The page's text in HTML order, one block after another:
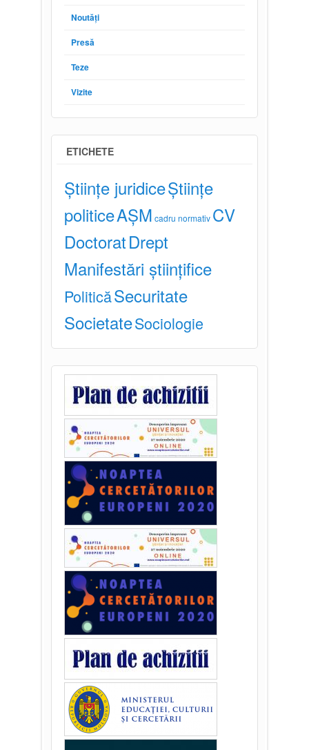
Noutăți
Presă
Teze
Vizite
ETICHETE
Științe juridiceȘtiințe
politiceAȘM cadru normativ CV
DoctoratDrept
Manifestări științifice
PoliticăSecuritate
SocietateSociologie